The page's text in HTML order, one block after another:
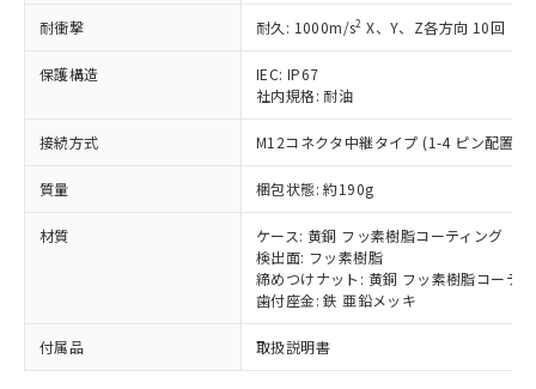
耐衝撃 耐久: 1000m/s2 X、Y、Z各方向 10回
保護構造
IEC: IP67
社内規格: 耐油
接続方式 M12コネクタ中継タイプ (1-4 ピン配置)
質量 梱包状態: 約190g
材質
ケース: 黄銅 フッ素樹脂コーティング
検出面: フッ素樹脂
締めつけナット: 黄銅 フッ素樹脂コーテ
歯付座金: 鉄 亜鉛メッキ
付属品 取扱説明書
覧された時点での実際の在庫および標
準価格とは異なる場合があることをご
了承ください。
正式な納期状況および標準価格はお客
様のお取引先、またはお客様担当のオ
ムロン制御機器販売店・当社販売員に
ご相談ください。
オムロン制御機器販売店や当社販売拠
販売ネットワーク
」をご確認
在庫状況および標準価格結果を当社の
事前の承諾なく第三者に漏洩または開
示しないようお願いします。
マイパーツ機能（部品リスト作成サー
ビス）をご利用いただくには、I-Web
ミウム(Cd) 100ppm以下、
六価クロム(Cr(Ⅵ)) 1000ppm以下、ポリ臭化ビフェニル
類(PBB) 1000ppm以下、ポリ臭化ジフェニルエーテル類
(PBDE) 1000ppm以下、フタル酸ビス(2-エチルヘキシ
ル) (DEHP)(別名：DOP) 1000ppm以下、フタル酸ブチ
ルベンジル（BBP） 1000ppm以下、フタル酸ジブチル
（DBP） 1000ppm以下、フタル酸ジイソブチル
(DIBP) 1000ppm以下
但し、RoHS指令で産業用監視および制御機器に対する
フタル酸エステル類の４物質については閾値を超える意
図的な使用がないことを確認しています。
部品在庫の切り替え状況などにより、予定
月が前後することがあります。
*中国RoHS10物質の基準値 (GB/T26572)：
Pb(鉛) :1000ppm、 Hg(水銀) : 1000ppm、 Cd(カドミウ
Cr(Ⅵ)(六価クロム) : 1000ppm、 PBBs(ポリ臭化ビフェ
ニル類) : 1000ppm、 PBDEs(ポリ臭化ジフェニルエーテ
ル) : 1000ppm、
DEHP(フタル酸ビス(2-エチルヘキシル)) : 1000ppm
※2 環境保護使用期限
「ｅ」：有害物質（10物質）のすべてが基
準値以下であることを示します。
「10」：通常の使用状況下において有害物
質が外部に漏えいし、環境に深刻な影響を
国政府の輸出許可(または役務取引許
可)を取得するなどの必要な手続きを
当社は規制貨物を破棄する場合は、完
全に破砕するなど、違法に輸出されな
いよう必要な手段を講じます。
当社は貴社製品を、核兵器、ミサイ
ル、化学兵器、生物兵器またはその他
武器並びにこれらの製造装置等に一切
使用いたしません。
当社は、貴社製品を第三者に販売する
場合は、上記1、2および3の内容を当
該第三者に通知します。また当社は、
販売先および販売に係わる関係者が違
法に輸出するおそれがある場合は、取
一定数以上の在庫あり
一定数には満たないが在庫あり
在庫なし(最新の在庫状況につ
いては、お客様のお取引先、ま
たはお客様担当のオムロン制御
機器販売店・当社販売員にご確
認ください)
白
受注生産機種、また在庫状況の
情報を公開していない機種